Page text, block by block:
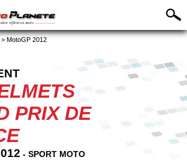
> MotoGP 2012
PRIX DE
- SPORT MOTO